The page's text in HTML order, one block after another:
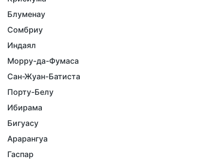
Блуменау
Сомбриу
Индаял
Морру-да-Фумаса
Сан-Жуан-Батиста
Порту-Белу
Ибирама
Бигуасу
Арарангуа
Гаспар